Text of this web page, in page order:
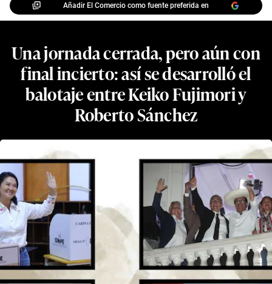
Añadir El Comercio como fuente preferida en
Una jornada cerrada, pero aún con
final incierto: así se desarrolló el
balotaje entre Keiko Fujimori y
Roberto Sánchez